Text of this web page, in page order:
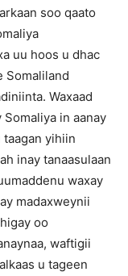
soo qaato
uu hoos u dhac
Somaliland
Waxaad
in aanay
taagan yihiin
inay tanaasulaan
waxay
madaxweynii
oo
waftigii
u tageen